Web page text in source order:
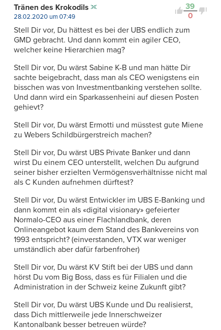
39
0
Tränen des Krokodils
28.02.2020 um 07:49
Stell Dir vor, Du hättest es bei der UBS endlich zum
GMD gebracht. Und dann kommt ein agiler CEO,
welcher keine Hierarchien mag?
Stell Dir vor, Du wärst Sabine K-B und man hätte Dir
sachte beigebracht, dass man als CEO wenigstens ein
bisschen was von Investmentbanking verstehen sollte.
Und dann wird ein Sparkassenheini auf diesen Posten
gehievt?
Stell Dir vor, Du wärst Ermotti und müsstest gute Miene
zu Webers Schildbürgerstreich machen?
Stell Dir vor, Du wärst UBS Private Banker und dann
wirst Du einem CEO unterstellt, welchen Du aufgrund
seiner bisher erzielten Vermögensverhältnisse nicht mal
als C Kunden aufnehmen dürftest?
Stell Dir vor, Du wärst Entwickler im UBS E-Banking und
dann kommt ein als «digital visionary» gefeierter
Normalo-CEO aus einer Flachlandbank, deren
Onlineangebot kaum dem Stand des Bankvereins von
1993 entspricht? (einverstanden, VTX war weniger
umständlich aber dafür farbenfroher)
Stell Dir vor, Du wärst KV Stift bei der UBS und dann
hörst Du vom Big Boss, dass es für Filialen und die
Administration in der Schweiz keine Zukunft gibt?
Stell Dir vor, Du wärst UBS Kunde und Du realisierst,
dass Dich mittlerweile jede Innerschweizer
Kantonalbank besser betreuen würde?